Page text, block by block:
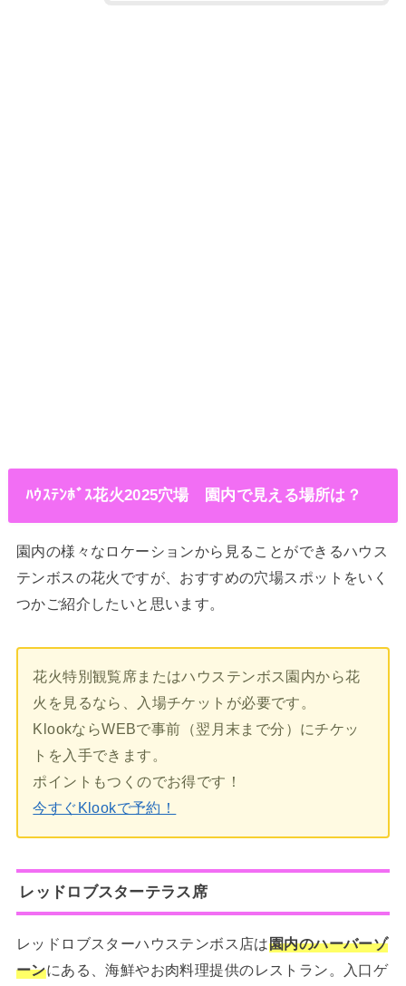
ﾊｳｽﾃﾝﾎﾞｽ花火2025穴場 園内で見える場所は？
園内の様々なロケーションから見ることができるハウス
テンボスの花火ですが、おすすめの穴場スポットをいく
つかご紹介したいと思います。
花火特別観覧席またはハウステンボス園内から花
火を見るなら、入場チケットが必要です。
KlookならWEBで事前（翌月末まで分）にチケッ
トを入手できます。
ポイントもつくのでお得です！
今すぐKlookで予約！
レッドロブスターテラス席
レッドロブスターハウステンボス店は園内のハーバーゾ
ーンにある、海鮮やお肉料理提供のレストラン。入口ゲ